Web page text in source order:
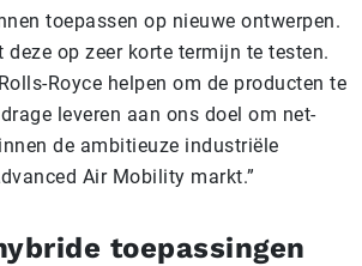
toepassen op nieuwe ontwerpen.
deze op zeer korte termijn te testen.
Royce helpen om de producten te
leveren aan ons doel om net-
de ambitieuze industriële
Air Mobility markt.”
toepassingen